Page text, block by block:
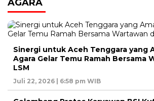
AGARA
Sinergi untuk Aceh Tenggara yang
Agara Gelar Temu Ramah Bersama
LSM
Juli 22, 2026 | 6:58 pm WIB